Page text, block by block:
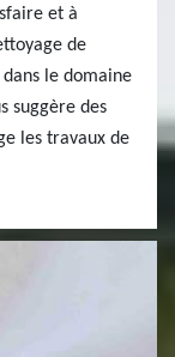
et à
de
le domaine
suggère des
les travaux de